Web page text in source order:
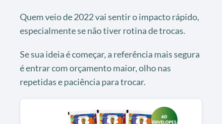
Quem veio de 2022 vai sentir o impacto rápido,
especialmente se não tiver rotina de trocas.
Se sua ideia é começar, a referência mais segura
é entrar com orçamento maior, olho nas
repetidas e paciência para trocar.